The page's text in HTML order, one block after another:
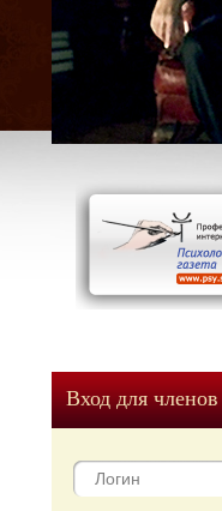
Вход для